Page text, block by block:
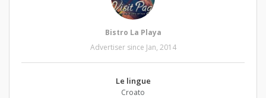
Bistro La Playa
Advertiser since Jan, 2014
Le lingue
Croato